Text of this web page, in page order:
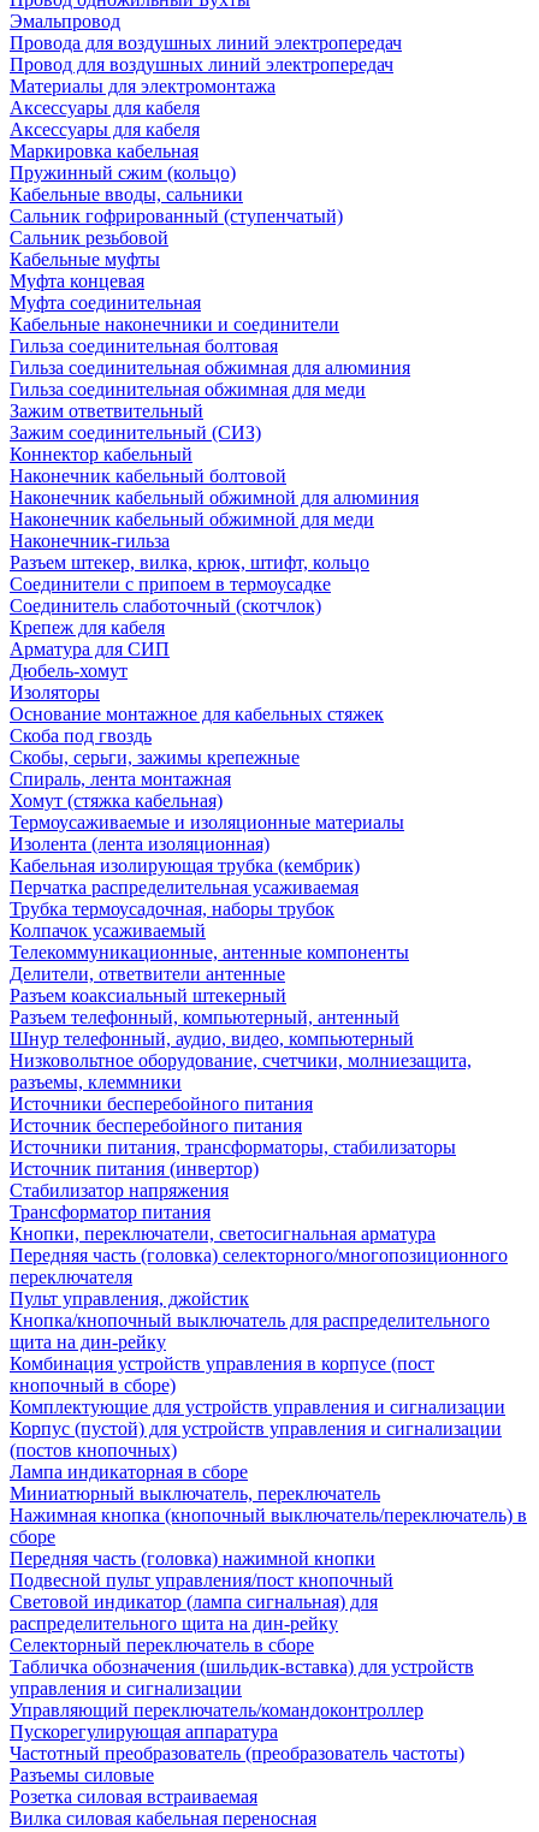
Эмальпровод
Провода для воздушных линий электропередач
Провод для воздушных линий электропередач
Материалы для электромонтажа
Аксессуары для кабеля
Аксессуары для кабеля
Маркировка кабельная
Пружинный сжим (кольцо)
Кабельные вводы, сальники
Сальник гофрированный (ступенчатый)
Сальник резьбовой
Кабельные муфты
Муфта концевая
Муфта соединительная
Кабельные наконечники и соединители
Гильза соединительная болтовая
Гильза соединительная обжимная для алюминия
Гильза соединительная обжимная для меди
Зажим ответвительный
Зажим соединительный (СИЗ)
Коннектор кабельный
Наконечник кабельный болтовой
Наконечник кабельный обжимной для алюминия
Наконечник кабельный обжимной для меди
Наконечник-гильза
Разъем штекер, вилка, крюк, штифт, кольцо
Соединители с припоем в термоусадке
Соединитель слаботочный (скотчлок)
Крепеж для кабеля
Арматура для СИП
Дюбель-хомут
Изоляторы
Основание монтажное для кабельных стяжек
Скоба под гвоздь
Скобы, серьги, зажимы крепежные
Спираль, лента монтажная
Хомут (стяжка кабельная)
Термоусаживаемые и изоляционные материалы
Изолента (лента изоляционная)
Кабельная изолирующая трубка (кембрик)
Перчатка распределительная усаживаемая
Трубка термоусадочная, наборы трубок
Колпачок усаживаемый
Телекоммуникационные, антенные компоненты
Делители, ответвители антенные
Разъем коаксиальный штекерный
Разъем телефонный, компьютерный, антенный
Шнур телефонный, аудио, видео, компьютерный
Низковольтное оборудование, счетчики, молниезащита,
разъемы, клеммники
Источники бесперебойного питания
Источник бесперебойного питания
Источники питания, трансформаторы, стабилизаторы
Источник питания (инвертор)
Стабилизатор напряжения
Трансформатор питания
Кнопки, переключатели, светосигнальная арматура
Передняя часть (головка) селекторного/многопозиционного
переключателя
Пульт управления, джойстик
Кнопка/кнопочный выключатель для распределительного
щита на дин-рейку
Комбинация устройств управления в корпусе (пост
кнопочный в сборе)
Комплектующие для устройств управления и сигнализации
Корпус (пустой) для устройств управления и сигнализации
(постов кнопочных)
Лампа индикаторная в сборе
Миниатюрный выключатель, переключатель
Нажимная кнопка (кнопочный выключатель/переключатель) в
сборе
Передняя часть (головка) нажимной кнопки
Подвесной пульт управления/пост кнопочный
Световой индикатор (лампа сигнальная) для
распределительного щита на дин-рейку
Селекторный переключатель в сборе
Табличка обозначения (шильдик-вставка) для устройств
управления и сигнализации
Управляющий переключатель/командоконтроллер
Пускорегулирующая аппаратура
Частотный преобразователь (преобразователь частоты)
Разъемы силовые
Розетка силовая встраиваемая
Вилка силовая кабельная переносная